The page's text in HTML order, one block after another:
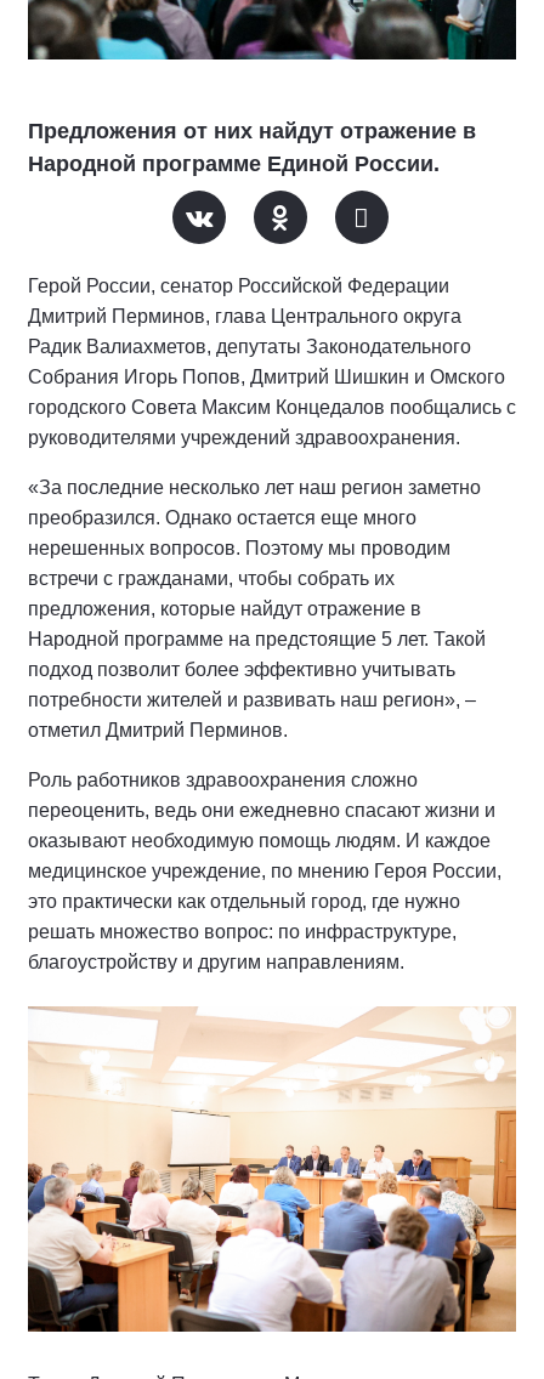
Предложения от них найдут отражение в
Народной программе Единой России.
Герой России, сенатор Российской Федерации
Дмитрий Перминов, глава Центрального округа
Радик Валиахметов, депутаты Законодательного
Собрания Игорь Попов, Дмитрий Шишкин и Омского
городского Совета Максим Концедалов пообщались с
руководителями учреждений здравоохранения.
«За последние несколько лет наш регион заметно
преобразился. Однако остается еще много
нерешенных вопросов. Поэтому мы проводим
встречи с гражданами, чтобы собрать их
предложения, которые найдут отражение в
Народной программе на предстоящие 5 лет. Такой
подход позволит более эффективно учитывать
потребности жителей и развивать наш регион», –
отметил Дмитрий Перминов.
Роль работников здравоохранения сложно
переоценить, ведь они ежедневно спасают жизни и
оказывают необходимую помощь людям. И каждое
медицинское учреждение, по мнению Героя России,
это практически как отдельный город, где нужно
решать множество вопрос: по инфраструктуре,
благоустройству и другим направлениям.